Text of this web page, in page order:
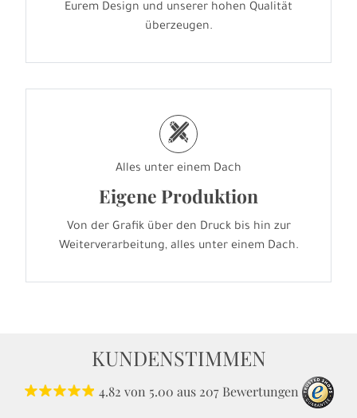
Eurem Design und unserer hohen Qualität
überzeugen.
h
Alles unter einem Dach
Eigene Produktion
Von der Grafik über den Druck bis hin zur
Weiterverarbeitung, alles unter einem Dach.
KUNDENSTIMMEN
4.82 von 5.00 aus 207 Bewertungen